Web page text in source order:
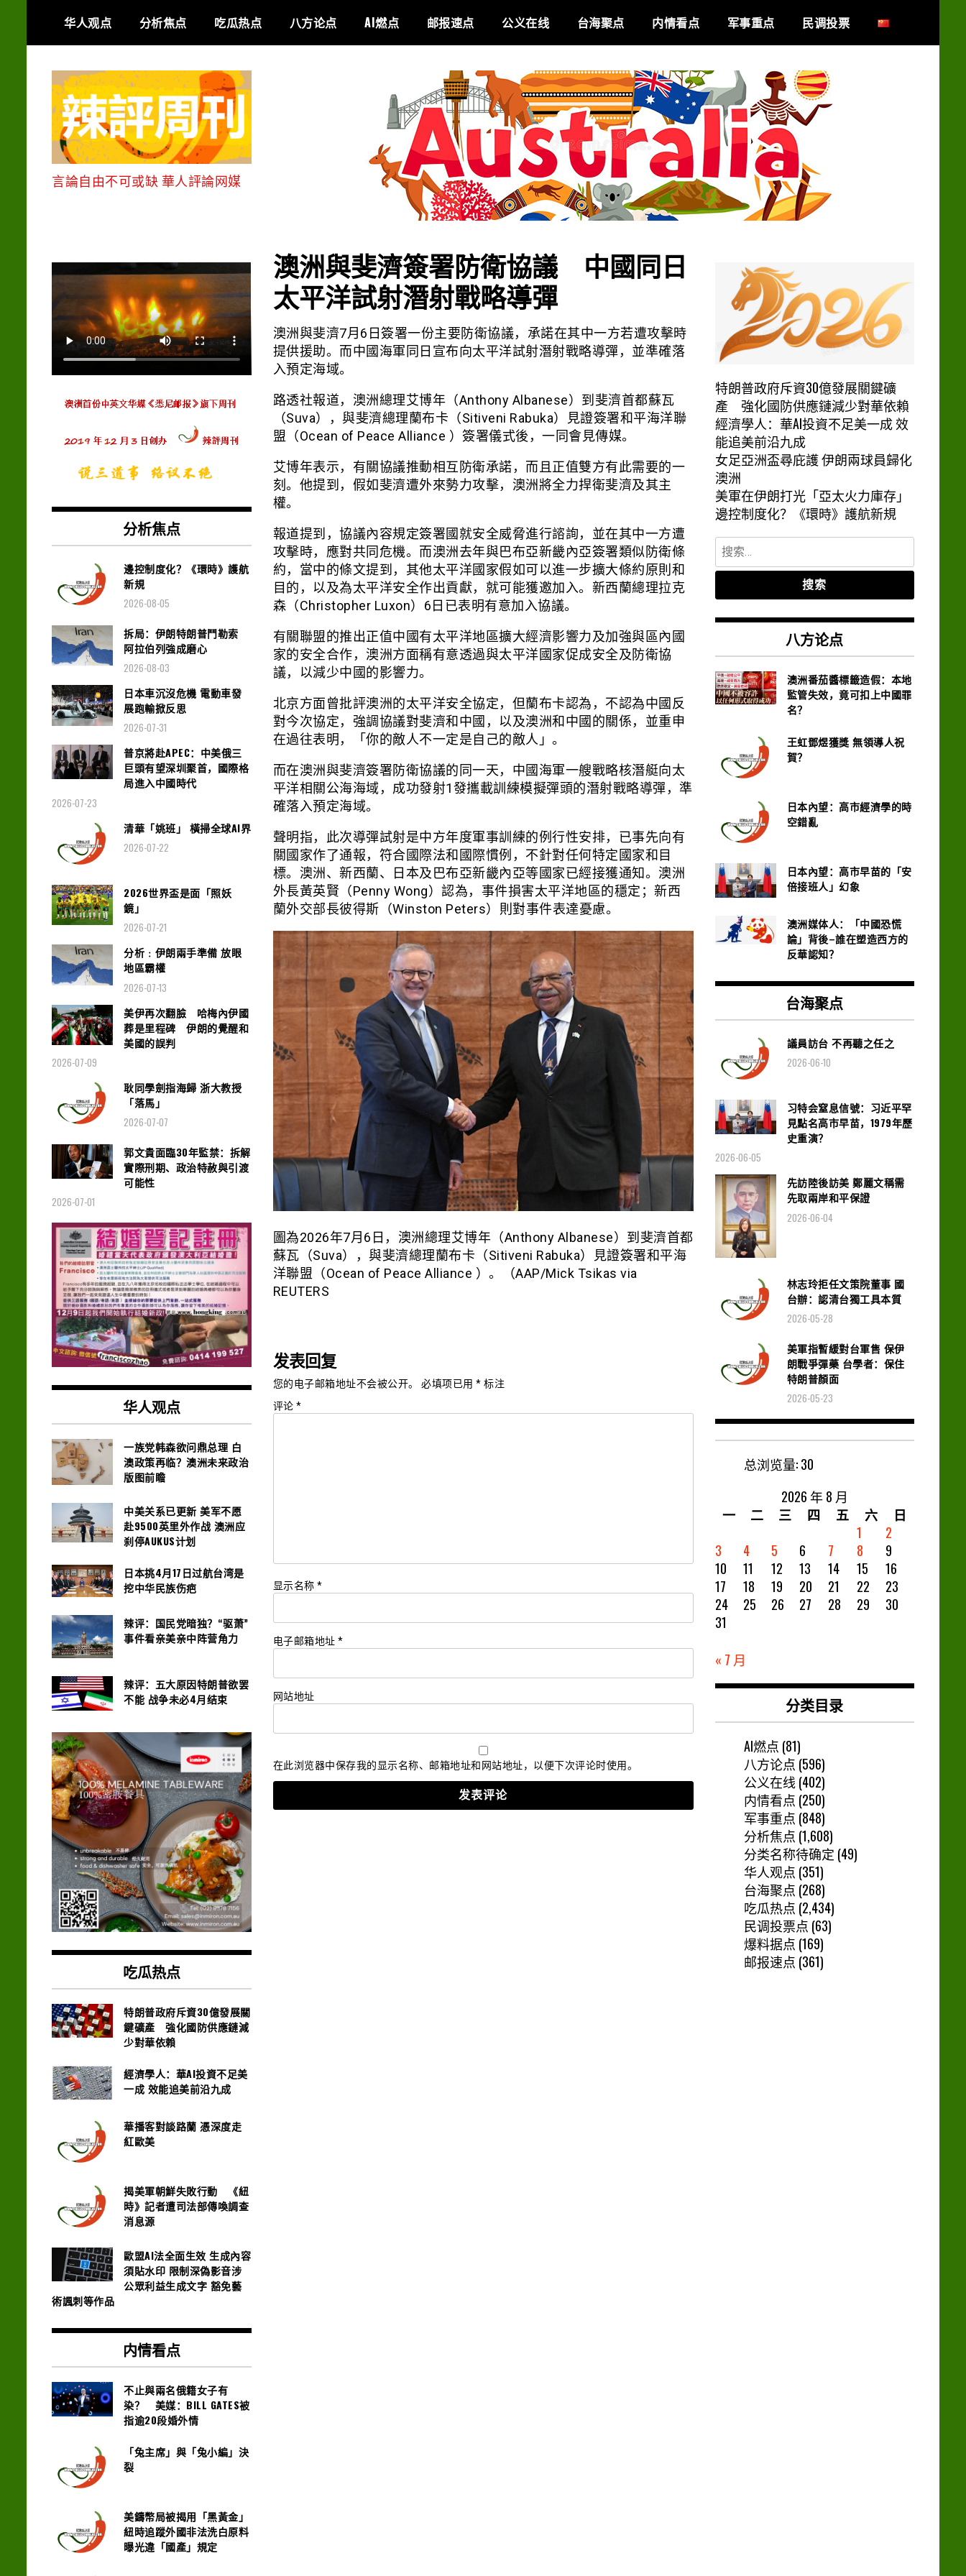
content
华人观点 分析焦点 吃瓜热点 八方论点 AI燃点 邮报速点 公义在线 台海聚点 内情看点 军事重点 民调投票
言論自由不可或缺 華人評論网媒
澳洲與斐濟簽署防衛協議 中國同日
太平洋試射潛射戰略導彈
澳洲與斐濟7月6日簽署一份主要防衛協議，承諾在其中一方若遭攻擊時
提供援助。而中國海軍同日宣布向太平洋試射潛射戰略導彈，並準確落
入預定海域。
路透社報道，澳洲總理艾博年（Anthony Albanese）到斐濟首都蘇瓦
（Suva），與斐濟總理蘭布卡（Sitiveni Rabuka）見證簽署和平海洋聯
盟（Ocean of Peace Alliance ）簽署儀式後，一同會見傳媒。
艾博年表示，有關協議推動相互防衛承諾，而且正值雙方有此需要的一
刻。他提到，假如斐濟遭外來勢力攻擊，澳洲將全力捍衛斐濟及其主
權。
報道提到，協議內容規定簽署國就安全威脅進行諮詢，並在其中一方遭
攻擊時，應對共同危機。而澳洲去年與巴布亞新畿內亞簽署類似防衛條
約，當中的條文提到，其他太平洋國家假如可以進一步擴大條約原則和
目的，以及為太平洋安全作出貢獻，就可能獲邀加入。新西蘭總理拉克
森（Christopher Luxon）6日已表明有意加入協議。
有關聯盟的推出正值中國有太平洋地區擴大經濟影響力及加強與區內國
家的安全合作，澳洲方面稱有意透過與太平洋國家促成安全及防衛協
議，以減少中國的影響力。
北京方面曾批評澳洲的太平洋安全協定，但蘭布卡認為，不認為中國反
對今次協定，強調協議對斐濟和中國，以及澳洲和中國的關係，並重申
在過往表明，「你的敵人不一定是自己的敵人」。
而在澳洲與斐濟簽署防衛協議的同一天，中國海軍一艘戰略核潛艇向太
平洋相關公海海域，成功發射1發攜載訓練模擬彈頭的潛射戰略導彈，準
確落入預定海域。
聲明指，此次導彈試射是中方年度軍事訓練的例行性安排，已事先向有
關國家作了通報，符合國際法和國際慣例，不針對任何特定國家和目
標。澳洲、新西蘭、日本及巴布亞新畿內亞等國家已經接獲通知。澳洲
外長黃英賢（Penny Wong）認為，事件損害太平洋地區的穩定；新西
蘭外交部長彼得斯（Winston Peters）則對事件表達憂慮。
圖為2026年7月6日，澳洲總理艾博年（Anthony Albanese）到斐濟首都
蘇瓦（Suva），與斐濟總理蘭布卡（Sitiveni Rabuka）見證簽署和平海
洋聯盟（Ocean of Peace Alliance ）。（AAP/Mick Tsikas via
REUTERS
发表回复
您的电子邮箱地址不会被公开。 必填项已用 * 标注
评论 *
显示名称 *
电子邮箱地址 *
网站地址
在此浏览器中保存我的显示名称、邮箱地址和网站地址，以便下次评论时使用。
分析焦点
邊控制度化？《環時》護航
新規
2026-08-05
拆局：伊朗特朗普鬥勒索
阿拉伯列強成磨心
2026-08-03
日本車沉沒危機 電動車發
展跑輸掀反思
2026-07-31
普京將赴APEC：中美俄三
巨頭有望深圳聚首，國際格
局進入中國時代
2026-07-23
清華「姚班」 橫掃全球AI界
2026-07-22
2026世界盃是面「照妖
鏡」
2026-07-21
分析﹕伊朗兩手準備 放眼
地區霸權
2026-07-13
美伊再次翻臉 哈梅內伊國
葬是里程碑 伊朗的覺醒和
美國的誤判
2026-07-09
耿同學劍指海歸 浙大教授
「落馬」
2026-07-07
郭文貴面臨30年監禁：拆解
實際刑期、政治特赦與引渡
可能性
2026-07-01
华人观点
一族党韩森欲问鼎总理 白
澳政策再临？澳洲未来政治
版图前瞻
中美关系已更新 美军不愿
赴9500英里外作战 澳洲应
刹停AUKUS计划
日本挑4月17日过航台湾是
挖中华民族伤疤
辣评：国民党暗独？“驱萧”
事件看亲美亲中阵营角力
辣评：五大原因特朗普欲罢
不能 战争未必4月结束
吃瓜热点
特朗普政府斥資30億發展關
鍵礦產 強化國防供應鏈減
少對華依賴
經濟學人：華AI投資不足美
一成 效能追美前沿九成
華播客對談路蘭 憑深度走
紅歐美
揭美軍朝鮮失敗行動 《紐
時》記者遭司法部傳喚調查
消息源
歐盟AI法全面生效 生成內容
須貼水印 限制深偽影音涉
公眾利益生成文字 豁免藝
術諷刺等作品
内情看点
不止與兩名俄籍女子有
染？ 美媒：BILL GATES被
指逾20段婚外情
「兔主席」與「兔小編」決
裂
美鑄幣局被揭用「黑黃金」
紐時追蹤外國非法洗白原料
曝光違「國產」規定
特朗普政府斥資30億發展關鍵礦
產 強化國防供應鏈減少對華依賴
經濟學人：華AI投資不足美一成 效
能追美前沿九成
女足亞洲盃尋庇護 伊朗兩球員歸化
澳洲
美軍在伊朗打光「亞太火力庫存」
邊控制度化？《環時》護航新規
搜
索：
八方论点
澳洲番茄醬標籤造假：本地
監管失效，竟可扣上中國罪
名？
王虹鄧煜獲獎 無領導人祝
賀？
日本內望：高市經濟學的時
空錯亂
日本內望：高市早苗的「安
倍接班人」幻象
澳洲媒体人：「中國恐慌
論」背後–誰在塑造西方的
反華認知？
台海聚点
議員訪台 不再聽之任之
2026-06-10
习特会窒息信號：习近平罕
見點名高市早苗，1979年歷
史重演？
2026-06-05
先訪陸後訪美 鄭麗文稱需
先取兩岸和平保證
2026-06-04
林志玲拒任文策院董事 國
台辦：認清台獨工具本質
2026-05-28
美軍指暫緩對台軍售 保伊
朗戰爭彈藥 台學者：保住
特朗普顏面
2026-05-23
总浏览量:30
2026 年 8 月
一
二 三 四 五 六
日
1
2
3
4 5 6 7 8
9
10
11 12 13 14 15
16
17
18 19 20 21 22
23
24
25 26 27 28 29
30
31
« 7 月
分类目录
AI燃点 (81)
八方论点 (596)
公义在线(402)
内情看点 (250)
军事重点 (848)
分析焦点 (1,608)
分类名称待确定 (49)
华人观点 (351)
台海聚点 (268)
吃瓜热点 (2,434)
民调投票点 (63)
爆料据点 (169)
邮报速点 (361)